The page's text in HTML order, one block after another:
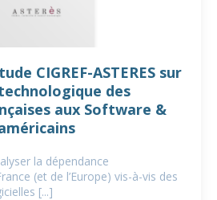
CIGREF-ASTERES sur
des
aux Software &
la dépendance
(et de l’Europe) vis-à-vis des
[...]